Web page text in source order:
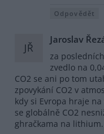
Odpovědět
JŘ
Jaroslav
za
zvedlo na
CO2 se ani po tom
zpovykání CO2 v
kdy si Evropa hraje
se globálně CO2
ghračkama na lithium.